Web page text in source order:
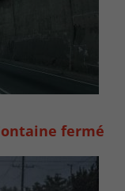
fermé